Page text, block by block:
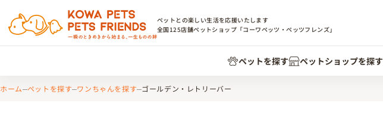
ペットとの楽しい生活を応援いたします
全国125店舗ペットショップ「コーワペッツ・ペッツフレンズ」
ペットを探す ペットショップを探す
ホーム ペットを探す ワンちゃんを探す ゴールデン・レトリーバー